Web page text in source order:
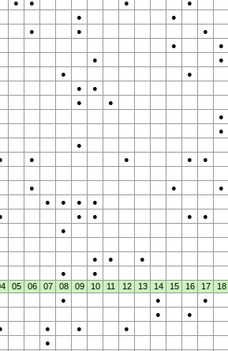
● ● ●
●
●
●
● ●
●
●
●
●
●
●
●
●
●
●
●
●
●
●
● ● ●
●
● ●
●
● ● ●
●
● ● ●
●
●
● ●
●
●
●
05 06 07 08 09 10 11 12 13 14 15 16 17
18
● ●
●
●
●
● ●
●
●